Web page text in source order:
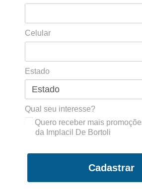
Celular
Estado
Qual seu interesse?
Quero receber mais
da Implacil De Bortoli
Cadastrar